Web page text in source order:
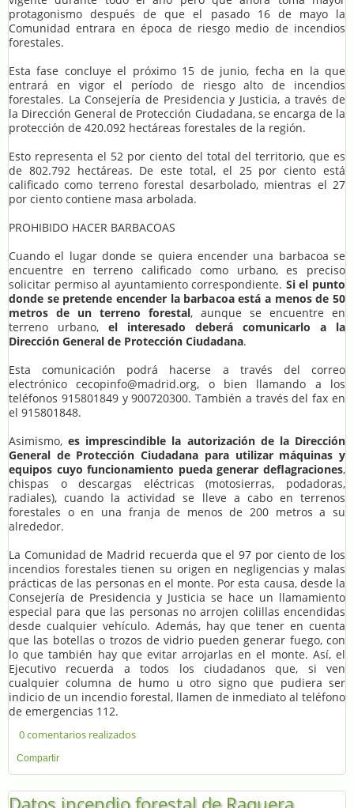
protagonismo después de que el pasado 16 de mayo la
Comunidad entrara en época de riesgo medio de incendios
forestales.
Esta fase concluye el próximo 15 de junio, fecha en la que
entrará en vigor el período de riesgo alto de incendios
forestales. La Consejería de Presidencia y Justicia, a través de
la Dirección General de Protección Ciudadana, se encarga de la
protección de 420.092 hectáreas forestales de la región.
Esto representa el 52 por ciento del total del territorio, que es
de 802.792 hectáreas. De este total, el 25 por ciento está
calificado como terreno forestal desarbolado, mientras el 27
por ciento contiene masa arbolada.
PROHIBIDO HACER BARBACOAS
Cuando el lugar donde se quiera encender una barbacoa se
encuentre en terreno calificado como urbano, es preciso
solicitar permiso al ayuntamiento correspondiente. Si el punto
donde se pretende encender la barbacoa está a menos de 50
metros de un terreno forestal, aunque se encuentre en
terreno urbano, el interesado deberá comunicarlo a la
Dirección General de Protección Ciudadana.
Esta comunicación podrá hacerse a través del correo
electrónico cecopinfo@madrid.org, o bien llamando a los
teléfonos 915801849 y 900720300. También a través del fax en
el 915801848.
Asimismo,es imprescindible la autorización de la Dirección
General de Protección Ciudadana para utilizar máquinas y
equipos cuyo funcionamiento pueda generar deflagraciones,
chispas o descargas eléctricas (motosierras, podadoras,
radiales), cuando la actividad se lleve a cabo en terrenos
forestales o en una franja de menos de 200 metros a su
alrededor.
La Comunidad de Madrid recuerda que el 97 por ciento de los
incendios forestales tienen su origen en negligencias y malas
prácticas de las personas en el monte. Por esta causa, desde la
Consejería de Presidencia y Justicia se hace un llamamiento
especial para que las personas no arrojen colillas encendidas
desde cualquier vehículo. Además, hay que tener en cuenta
que las botellas o trozos de vidrio pueden generar fuego, con
lo que también hay que evitar arrojarlas en el monte. Así, el
Ejecutivo recuerda a todos los ciudadanos que, si ven
cualquier columna de humo u otro signo que pudiera ser
indicio de un incendio forestal, llamen de inmediato al teléfono
de emergencias 112.
0 comentarios realizados
Compartir
Datos incendio forestal de Raquera